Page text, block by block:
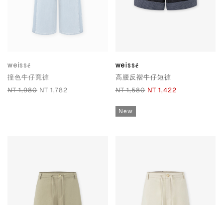
weissé
撞色牛仔寬褲
NT 1,980 NT 1,782
weissé
高腰反褶牛仔短褲
NT 1,580 NT 1,422
New